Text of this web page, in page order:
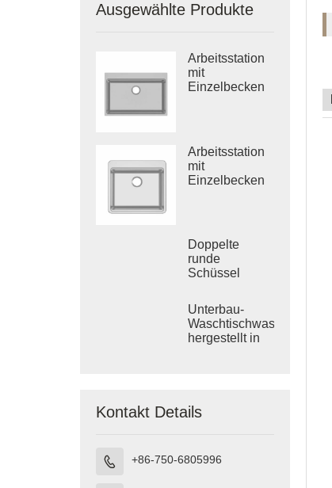
Ausgewählte Produkte
Arbeitsstation
mit
Einzelbecken
Arbeitsstation
mit
Einzelbecken
Doppelte
runde
Schüssel
Küche Vietnam
tiefgezogene
Spüle
Unterbau-
Waschtischwaschbecken,
hergestellt in
Kontakt Details
 +86-750-6805996